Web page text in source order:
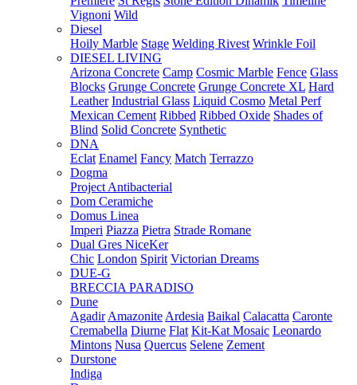
Vignoni Wild
Diesel
Hoily Marble Stage Welding Rivest Wrinkle Foil
DIESEL LIVING
Arizona Concrete Camp Cosmic Marble Fence Glass
Blocks Grunge Concrete Grunge Concrete XL Hard
Leather Industrial Glass Liquid Cosmo Metal Perf
Mexican Cement Ribbed Ribbed Oxide Shades of
Blind Solid Concrete Synthetic
DNA
Eclat Enamel Fancy Match Terrazzo
Dogma
Project Antibacterial
Dom Ceramiche
Domus Linea
Imperi Piazza Pietra Strade Romane
Dual Gres NiceKer
Chic London Spirit Victorian Dreams
DUE-G
BRECCIA PARADISO
Dune
Agadir Amazonite Ardesia Baikal Calacatta Caronte
Cremabella Diurne Flat Kit-Kat Mosaic Leonardo
Mintons Nusa Quercus Selene Zement
Durstone
Indiga